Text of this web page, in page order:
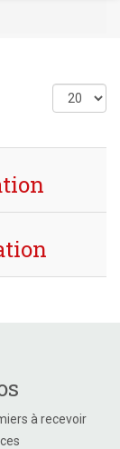
Affichage
#
à recevoir